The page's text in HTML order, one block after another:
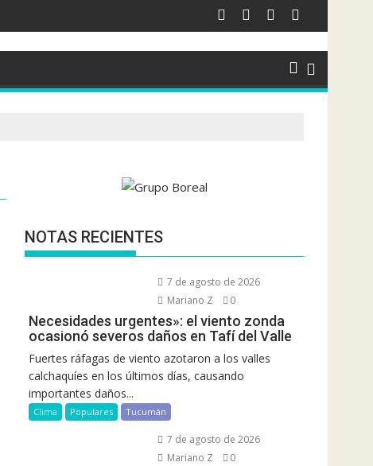
NOTAS RECIENTES
7 de agosto de 2026
Mariano Z
0
Necesidades urgentes»: el viento zonda
ocasionó severos daños en Tafí del Valle
Fuertes ráfagas de viento azotaron a los valles
calchaquíes en los últimos días, causando
importantes daños...
Clima Populares Tucumán
7 de agosto de 2026
Mariano Z
0